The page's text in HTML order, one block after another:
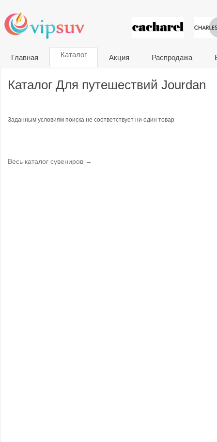
VIP
Главная Каталог Акция Распродажа
Каталог Для путешествий Jourdan
Заданным условиям поиска не соответствует ни один товар
Весь каталог сувениров →